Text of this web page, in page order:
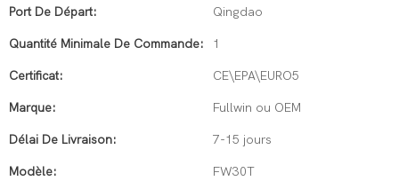
Port De Départ: Qingdao
Quantité Minimale De Commande: 1
Certificat: CE\EPA\EURO5
Marque: Fullwin ou OEM
Délai De Livraison: 7-15 jours
Modèle: FW30T